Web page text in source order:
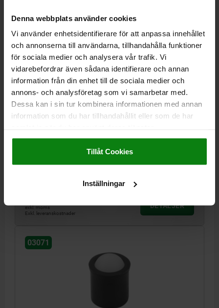
Denna webbplats använder cookies
Vi använder enhetsidentifierare för att anpassa innehållet
och annonserna till användarna, tillhandahålla funktioner
för sociala medier och analysera vår trafik. Vi
vidarebefordrar även sådana identifierare och annan
information från din enhet till de sociala medier och
annons- och analysföretag som vi samarbetar med.
Dessa kan i sin tur kombinera informationen med annan
information som du har tillhandahållit eller som de har
Impressum|Dataskydd|AGB
Tillåt Cookies
Inställningar
FJÄDRANDE TRYCKSTYCKE , SLÄT YTA, D=4 L=5,
PLAST, KOMP:POM
MATERIAL KOMPONENT=POM YTTERDIAMETER=4 LÄNGD=5
SLAG=0,7 L1=1
exkl. moms
Exkl. leveranskostnader
DETALJER
03071